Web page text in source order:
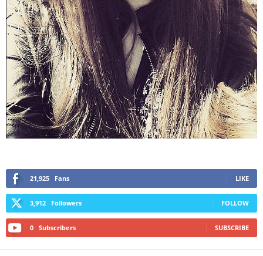
21,925 Fans LIKE
3,912 Followers FOLLOW
0 Subscribers SUBSCRIBE